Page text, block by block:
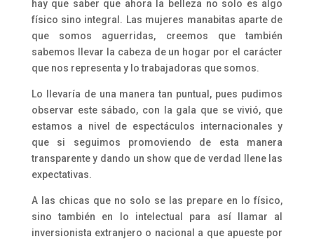
hay que saber que ahora la belleza no solo es algo
físico sino integral. Las mujeres manabitas aparte de
que somos aguerridas, creemos que también
sabemos llevar la cabeza de un hogar por el carácter
que nos representa y lo trabajadoras que somos.
Lo llevaría de una manera tan puntual, pues pudimos
observar este sábado, con la gala que se vivió, que
estamos a nivel de espectáculos internacionales y
que si seguimos promoviendo de esta manera
transparente y dando un show que de verdad llene las
expectativas.
A las chicas que no solo se las prepare en lo físico,
sino también en lo intelectual para así llamar al
inversionista extranjero o nacional a que apueste por